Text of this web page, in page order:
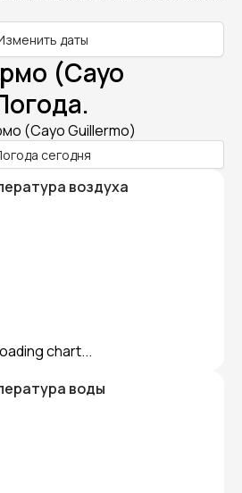
даты
(Cayo
(Cayo Guillermo)
сегодня
воздуха
chart...
воды